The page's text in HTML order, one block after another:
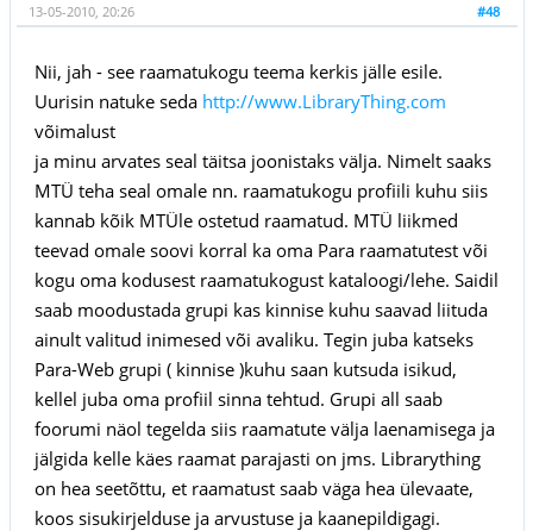
#48
13-05-2010, 20:26
Nii, jah - see raamatukogu teema kerkis jälle esile.
Uurisin natuke seda http://www.LibraryThing.com
võimalust
ja minu arvates seal täitsa joonistaks välja. Nimelt saaks
MTÜ teha seal omale nn. raamatukogu profiili kuhu siis
kannab kõik MTÜle ostetud raamatud. MTÜ liikmed
teevad omale soovi korral ka oma Para raamatutest või
kogu oma kodusest raamatukogust kataloogi/lehe. Saidil
saab moodustada grupi kas kinnise kuhu saavad liituda
ainult valitud inimesed või avaliku. Tegin juba katseks
Para-Web grupi ( kinnise )kuhu saan kutsuda isikud,
kellel juba oma profiil sinna tehtud. Grupi all saab
foorumi näol tegelda siis raamatute välja laenamisega ja
jälgida kelle käes raamat parajasti on jms. Librarything
on hea seetõttu, et raamatust saab väga hea ülevaate,
koos sisukirjelduse ja arvustuse ja kaanepildigagi.